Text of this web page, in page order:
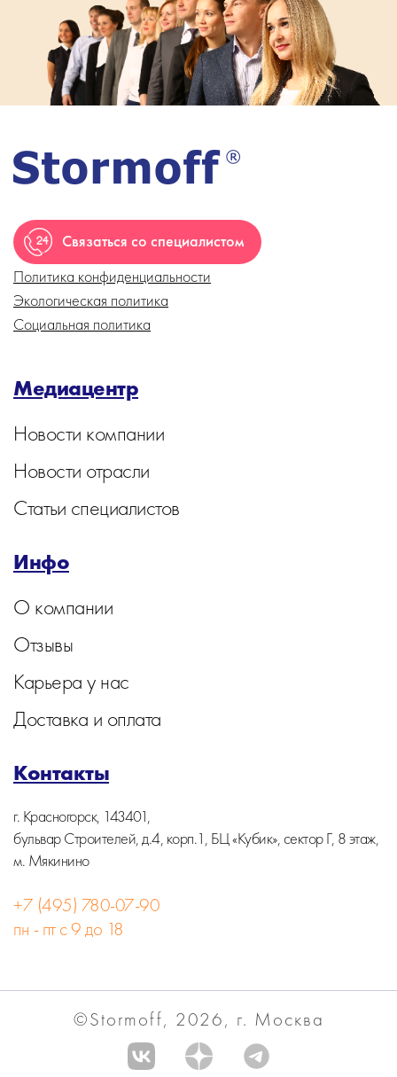
Связаться со специалистом
Политика конфиденциальности
Экологическая политика
Социальная политика
Медиацентр
Новости компании
Новости отрасли
Статьи специалистов
Инфо
О компании
Отзывы
Карьера у нас
Доставка и оплата
Контакты
г. Красногорск, 143401,
бульвар Строителей, д.4, корп.1, БЦ «Кубик», сектор Г, 8 этаж,
м. Мякинино
+7 (495) 780-07-90
пн - пт с 9 до 18
©Stormoff, 2026, г. Москва